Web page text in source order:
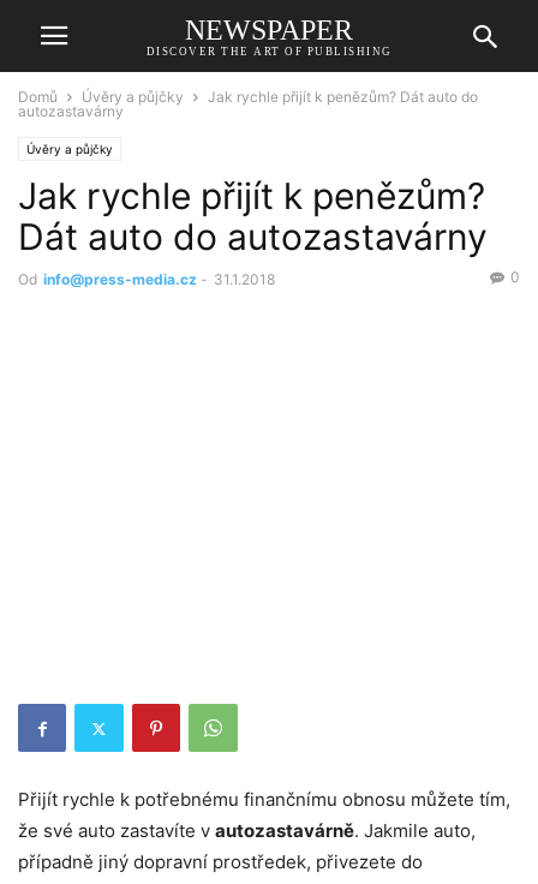
NEWSPAPER
DISCOVER THE ART OF PUBLISHING
Domů Úvěry a půjčky
Jak rychle přijít k penězům? Dát auto do
autozastavárny
Úvěry a půjčky
Jak rychle přijít k penězům?
Dát auto do autozastavárny
Od info@press-media.cz - 31.1.2018 0
Přijít rychle k potřebnému finančnímu obnosu můžete tím,
že své auto zastavíte v autozastavárně. Jakmile auto,
případně jiný dopravní prostředek, přivezete do